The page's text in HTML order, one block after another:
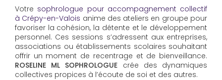
Votre sophrologue pour accompagnement collectif
à Crépy-en-Valois anime des ateliers en groupe pour
favoriser la cohésion, la détente et le développement
personnel. Ces sessions s’adressent aux entreprises,
associations ou établissements scolaires souhaitant
offrir un moment de recentrage et de bienveillance.
ROSELINE ML SOPHROLOGUE crée des dynamiques
collectives propices à l’écoute de soi et des autres.